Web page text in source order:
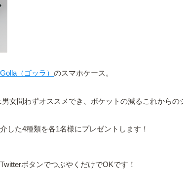
Golla（ゴッラ） のスマホケース。
女問わずオススメでき、ポケットの減るこれからの
した4種類を各1名様にプレゼントします！
ボタンでつぶやくだけでOKです！